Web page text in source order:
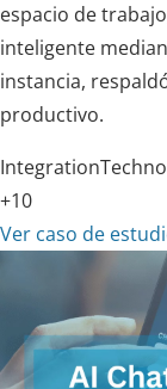
espacio de
inteligente
instancia,
productivo.
Integration
+10
Ver caso de